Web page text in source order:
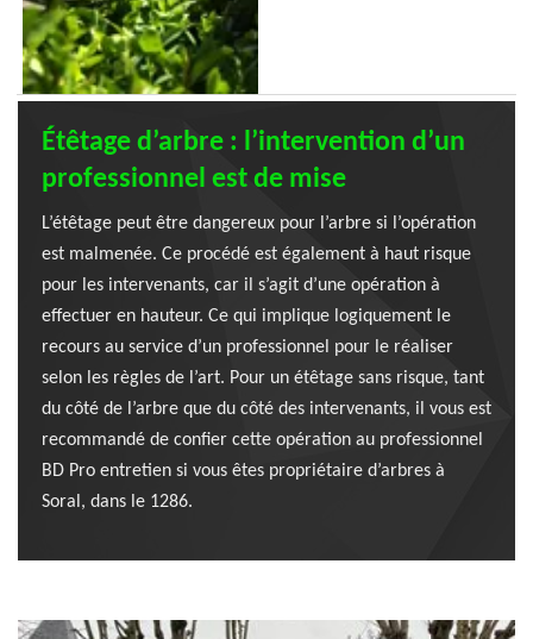
Étêtage d’arbre : l’intervention d’un
professionnel est de mise
L’étêtage peut être dangereux pour l’arbre si l’opération
est malmenée. Ce procédé est également à haut risque
pour les intervenants, car il s’agit d’une opération à
effectuer en hauteur. Ce qui implique logiquement le
recours au service d’un professionnel pour le réaliser
selon les règles de l’art. Pour un étêtage sans risque, tant
du côté de l’arbre que du côté des intervenants, il vous est
recommandé de confier cette opération au professionnel
BD Pro entretien si vous êtes propriétaire d’arbres à
Soral, dans le 1286.